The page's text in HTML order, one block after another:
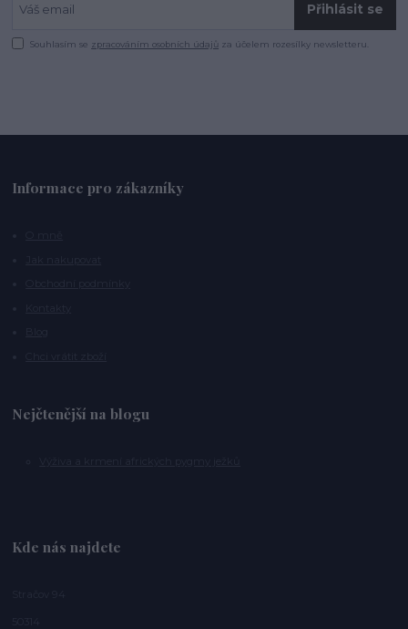
Přihlásit se
Souhlasím se zpracováním osobních údajů za účelem rozesílky newsletteru.
Informace pro zákazníky
Nejčtenější na blogu
Kde nás najdete